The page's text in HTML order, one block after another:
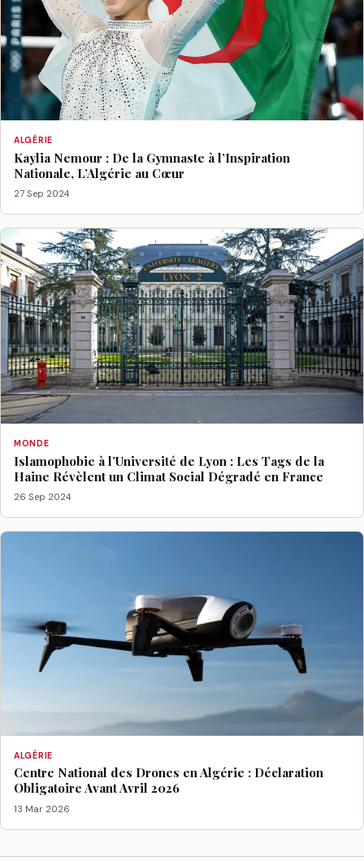
ALGÉRIE
Kaylia Nemour : De la Gymnaste à l’Inspiration
Nationale, L’Algérie au Cœur
27 Sep 2024
MONDE
Islamophobie à l’Université de Lyon : Les Tags de la
Haine Révèlent un Climat Social Dégradé en France
26 Sep 2024
ALGÉRIE
Centre National des Drones en Algérie : Déclaration
Obligatoire Avant Avril 2026
13 Mar 2026